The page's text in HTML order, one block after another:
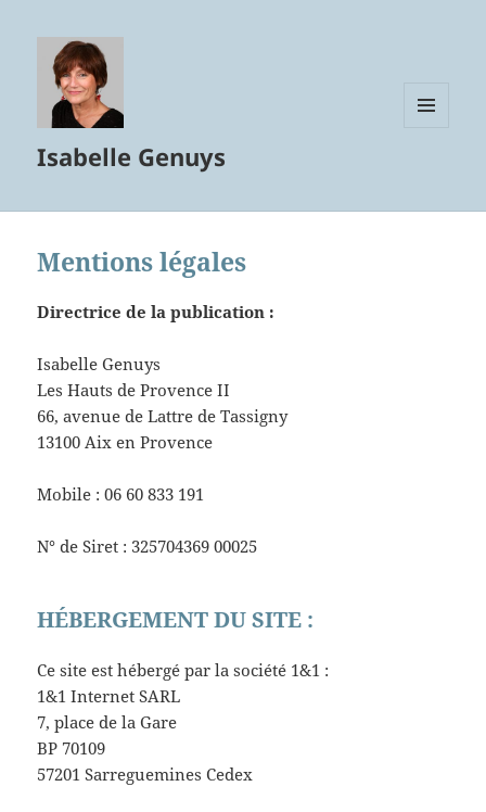
Isabelle Genuys
Mentions légales
Directrice de la publication :
Isabelle Genuys
Les Hauts de Provence II
66, avenue de Lattre de Tassigny
13100 Aix en Provence
Mobile : 06 60 833 191
N° de Siret : 325704369 00025
HÉBERGEMENT DU SITE :
Ce site est hébergé par la société 1&1 :
1&1 Internet SARL
7, place de la Gare
BP 70109
57201 Sarreguemines Cedex